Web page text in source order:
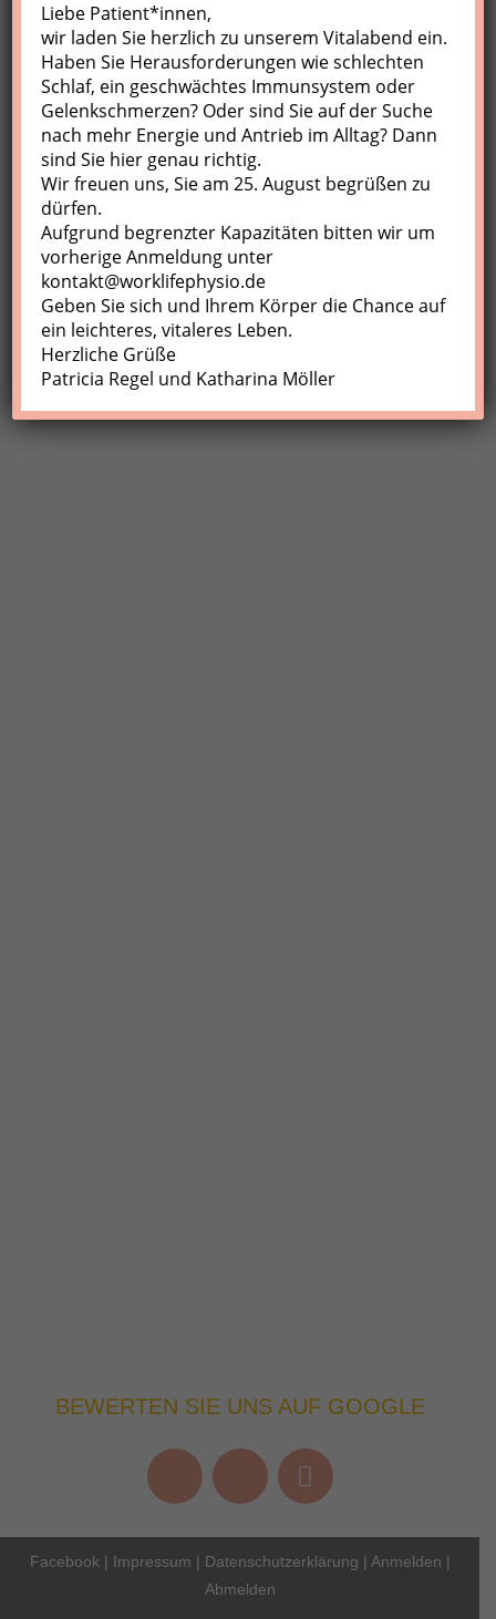
Nächste Kurse
Keine Veranstaltungen
Profil
Meine Buchungen
Abmelden
BEWERTEN SIE UNS AUF GOOGLE
Facebook | Impressum | Datenschutzerklärung | Anmelden |
Abmelden
Liebe Patient*innen,
wir laden Sie herzlich zu unserem Vitalabend ein.
Haben Sie Herausforderungen wie schlechten
Schlaf, ein geschwächtes Immunsystem oder
Gelenkschmerzen? Oder sind Sie auf der Suche
nach mehr Energie und Antrieb im Alltag? Dann
sind Sie hier genau richtig.
Wir freuen uns, Sie am 25. August begrüßen zu
dürfen.
Aufgrund begrenzter Kapazitäten bitten wir um
vorherige Anmeldung unter
kontakt@worklifephysio.de
Geben Sie sich und Ihrem Körper die Chance auf
ein leichteres, vitaleres Leben.
Herzliche Grüße
Patricia Regel und Katharina Möller